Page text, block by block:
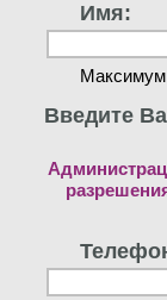
Имя:
Максимум
Введите